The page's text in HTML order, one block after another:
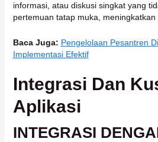
informasi, atau diskusi singkat yang
pertemuan tatap muka, meningkatkan
Baca Juga: Pengelolaan Pesantren
Implementasi Efektif
Integrasi Dan
Aplikasi
INTEGRASI